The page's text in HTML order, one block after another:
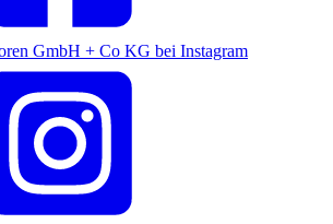
GmbH + Co KG bei Instagram